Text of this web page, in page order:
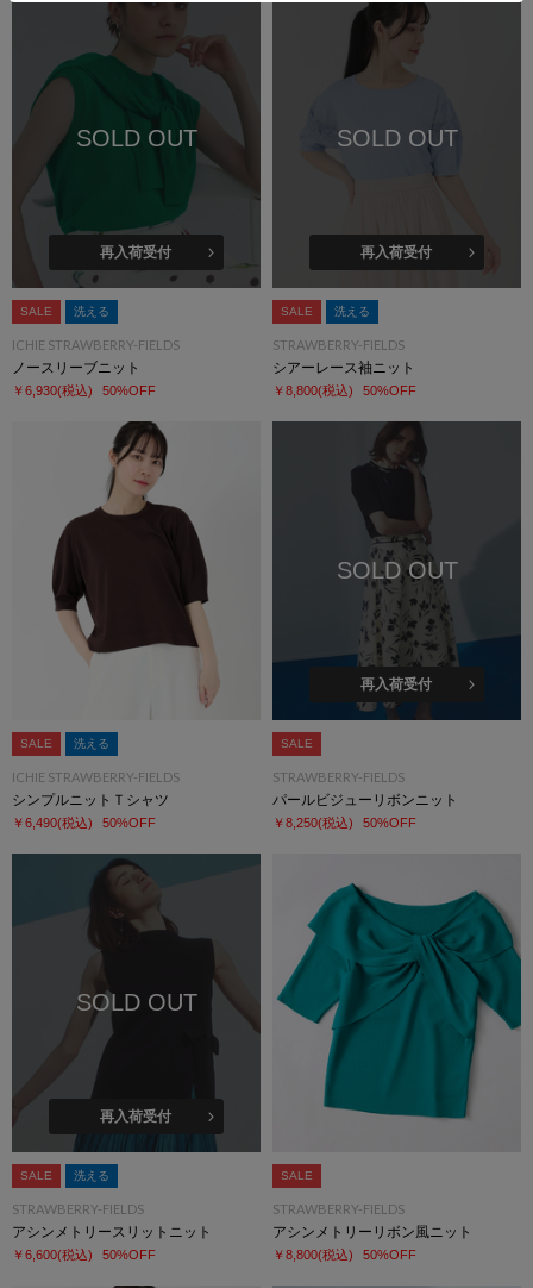
SOLD OUT
再入荷受付
SALE 洗える
ICHIE STRAWBERRY-FIELDS
ノースリーブニット
￥6,930(税込) 50%OFF
SOLD OUT
再入荷受付
SALE 洗える
STRAWBERRY-FIELDS
シアーレース袖ニット
￥8,800(税込) 50%OFF
SALE 洗える
ICHIE STRAWBERRY-FIELDS
シンプルニットＴシャツ
￥6,490(税込) 50%OFF
SOLD OUT
再入荷受付
SALE
STRAWBERRY-FIELDS
パールビジューリボンニット
￥8,250(税込) 50%OFF
SOLD OUT
再入荷受付
SALE 洗える
STRAWBERRY-FIELDS
アシンメトリースリットニット
￥6,600(税込) 50%OFF
SALE
STRAWBERRY-FIELDS
アシンメトリーリボン風ニット
￥8,800(税込) 50%OFF